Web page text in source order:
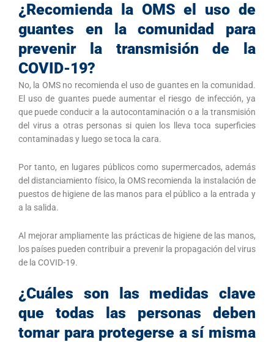
¿Recomienda la OMS el uso de
guantes en la comunidad para
prevenir la transmisión de la
COVID-19?
No, la OMS no recomienda el uso de guantes en la comunidad.
El uso de guantes puede aumentar el riesgo de infección, ya
que puede conducir a la autocontaminación o a la transmisión
del virus a otras personas si quien los lleva toca superficies
contaminadas y luego se toca la cara.
Por tanto, en lugares públicos como supermercados, además
del distanciamiento físico, la OMS recomienda la instalación de
puestos de higiene de las manos para el público a la entrada y
a la salida.
Al mejorar ampliamente las prácticas de higiene de las manos,
los países pueden contribuir a prevenir la propagación del virus
de la COVID-19.
¿Cuáles son las medidas clave
que todas las personas deben
tomar para protegerse a sí misma